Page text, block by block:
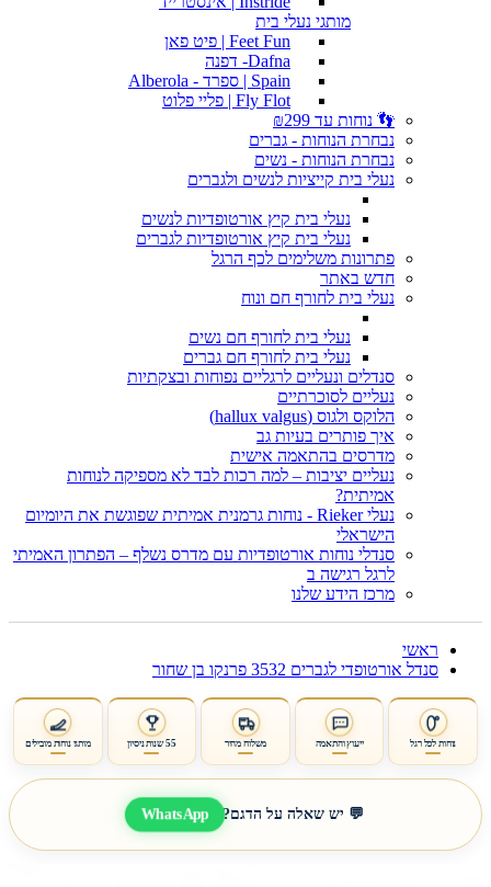
מותגי נעלי בית
Feet Fun | פיט פאן
Dafna- דפנה
Spain | ספרד - Alberola
Fly Flot | פליי פלוט
👣 נוחות עד ₪299
נבחרת הנוחות - גברים
נבחרת הנוחות - נשים
נעלי בית קייציות לנשים ולגברים
נעלי בית קיץ אורטופדיות לנשים
נעלי בית קיץ אורטופדיות לגברים
פתרונות משלימים לכף הרגל
חדש באתר
נעלי בית לחורף חם ונוח
נעלי בית לחורף חם נשים
נעלי בית לחורף חם גברים
סנדלים ונעליים לרגליים נפוחות ובצקתיות
נעליים לסוכרתיים
הלוקס ולגוס (hallux valgus)
איך פותרים בעיות גב
מדרסים בהתאמה אישית
נעליים יציבות – למה רכות לבד לא מספיקה לנוחות
אמיתית?
נעלי Rieker - נוחות גרמנית אמיתית שפוגשת את היומיום
הישראלי
סנדלי נוחות אורטופדיות עם מדרס נשלף – הפתרון האמיתי
לרגל רגישה ב
מרכז הידע שלנו
ראשי
סנדל אורטופדי לגברים 3532 פרנקו בן שחור
נוחות לכל רגל ייעוץ והתאמה משלוח מהיר 55 שנות ניסיון מותגי נוחות מובילים
💬 יש שאלה על הדגם? WhatsApp